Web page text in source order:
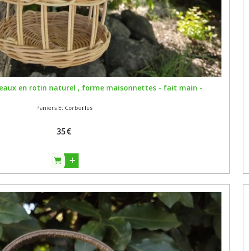
en rotin naturel , forme maisonnettes - fait main -
Paniers Et Corbeilles
35€